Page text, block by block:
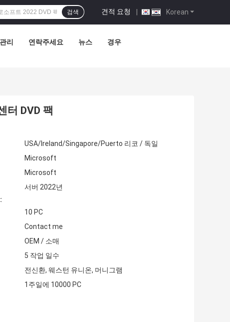
Korean
견적 요청 |
검색
리 연락주세요 뉴스 경우
터 DVD 팩
USA/Ireland/Singapore/Puerto 리코 / 독일
Microsoft
Microsoft
서버 2022년
10 PC
Contact me
OEM / 소매
5 작업 일수
전신환, 웨스턴 유니온, 머니그램
1주일에 10000 PC